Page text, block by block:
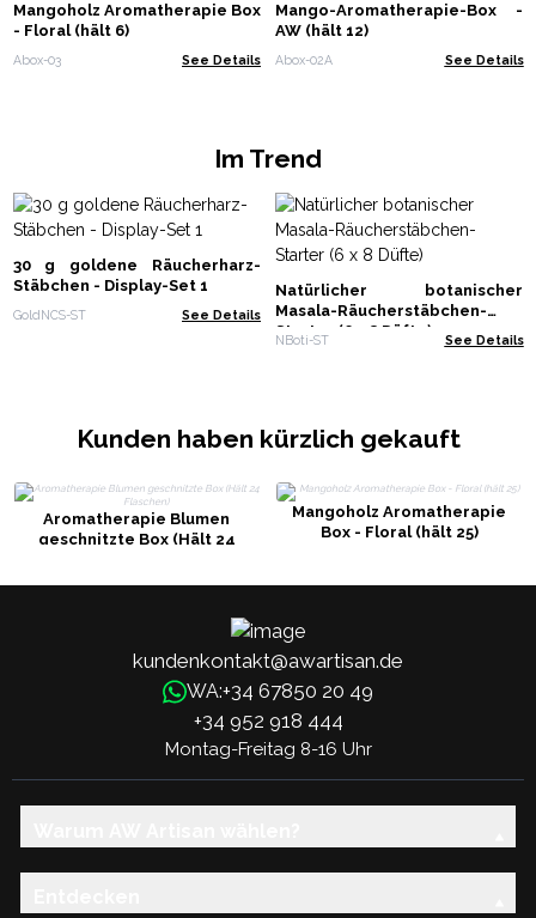
Mangoholz Aromatherapie Box
- Floral (hält 6)
Abox-03 See Details
Mango-Aromatherapie-Box -
AW (hält 12)
Abox-02A See Details
Im Trend
30 g goldene Räucherharz-
Stäbchen - Display-Set 1
GoldNCS-ST See Details
Natürlicher botanischer
Masala-Räucherstäbchen-
Starter (6 x 8 Düfte)
NBoti-ST See Details
Kunden haben kürzlich gekauft
Aromatherapie Blumen
geschnitzte Box (Hält 24
Mangoholz Aromatherapie
Box - Floral (hält 25)
kundenkontakt@awartisan.de
WA:+34 67850 20 49
+34 952 918 444
Montag-Freitag 8-16 Uhr